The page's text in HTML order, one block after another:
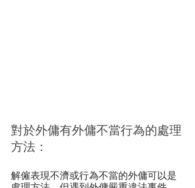
對於外傭有外傭不當行為的處理
方法：
解僱表現不濟或行為不當的外傭可以是